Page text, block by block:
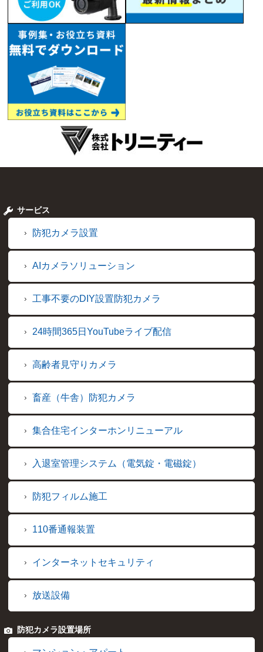
サービス
防犯カメラ設置
AIカメラソリューション
工事不要のDIY設置防犯カメラ
24時間365日YouTubeライブ配信
高齢者見守りカメラ
畜産（牛舎）防犯カメラ
集合住宅インターホンリニューアル
入退室管理システム（電気錠・電磁錠）
防犯フィルム施工
110番通報装置
インターネットセキュリティ
放送設備
防犯カメラ設置場所